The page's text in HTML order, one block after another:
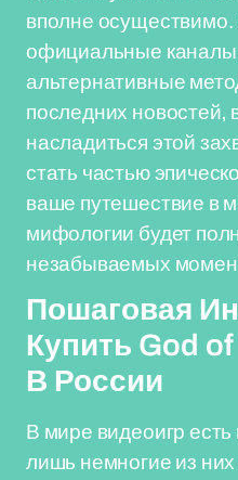
вполне осуществимо.
официальные
альтернативные
последних новостей,
насладиться этой
стать частью
ваше путешествие в
мифологии будет
незабываемых
Пошаговая
Купить God
В России
В мире видеоигр
лишь немногие из